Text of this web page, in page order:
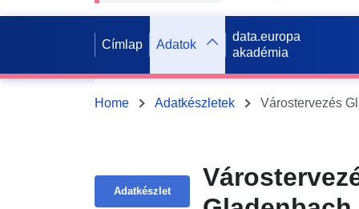
Címlap Adatok
data.europa
akadémia
Home Adatkészletek
Adatkészlet